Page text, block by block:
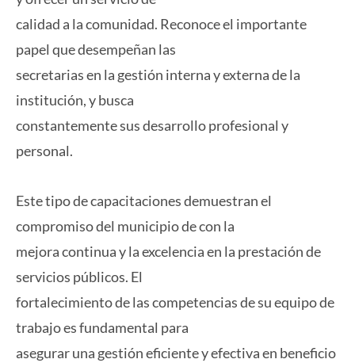
calidad a la comunidad. Reconoce el importante
papel que desempeñan las
secretarias en la gestión interna y externa de la
institución, y busca
constantemente sus desarrollo profesional y
personal.
Este tipo de capacitaciones demuestran el
compromiso del municipio de con la
mejora continua y la excelencia en la prestación de
servicios públicos. El
fortalecimiento de las competencias de su equipo de
trabajo es fundamental para
asegurar una gestión eficiente y efectiva en beneficio